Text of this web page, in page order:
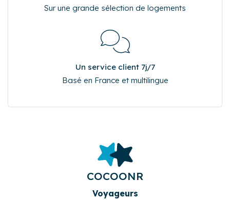
Sur une grande sélection de logements
Un service client 7j/7
Basé en France et multilingue
COCOONR
Voyageurs